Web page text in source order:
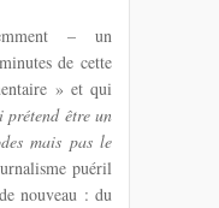
– un
de cette
» et qui
prétend être un
mais pas le
puéril
nouveau : du